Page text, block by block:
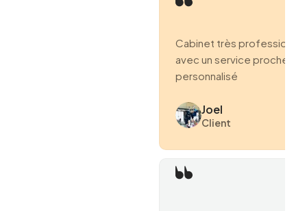
Cabinet très professionnel
avec un service proche et
personnalisé
Joel
Client